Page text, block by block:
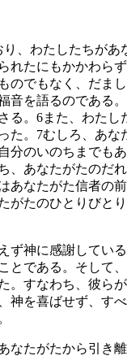
、わたしたちが
れたにもかかわら
でもなく、だまし
音を語るのである。
る。 6また、わたし
た。 7むしろ、あな
分のいのちまでも
、あなたがたのだ
あなたがた信者の
がたのひとりびとり
ず神に感謝して
である。そして
。すなわち、彼ら
を喜ばせず、すべ
なたがたから引